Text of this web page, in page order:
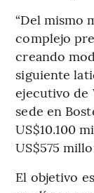
“Del mismo
complejo
creando
siguiente
ejecutivo de
sede en
US$10.100
US$575
El objetivo